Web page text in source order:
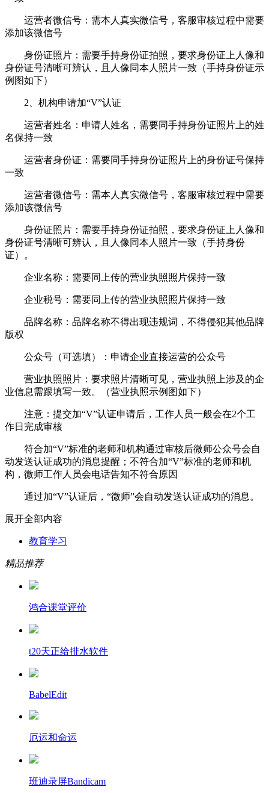
运营者微信号：需本人真实微信号，客服审核过程中需要
添加该微信号
身份证照片：需要手持身份证拍照，要求身份证上人像和
身份证号清晰可辨认，且人像同本人照片一致（手持身份证示
例图如下）
2、机构申请加“V”认证
运营者姓名：申请人姓名，需要同手持身份证照片上的姓
名保持一致
运营者身份证：需要同手持身份证照片上的身份证号保持
一致
运营者微信号：需本人真实微信号，客服审核过程中需要
添加该微信号
身份证照片：需要手持身份证拍照，要求身份证上人像和
身份证号清晰可辨认，且人像同本人照片一致（手持身份
证）。
企业名称：需要同上传的营业执照照片保持一致
企业税号：需要同上传的营业执照照片保持一致
品牌名称：品牌名称不得出现违规词，不得侵犯其他品牌
版权
公众号（可选填）：申请企业直接运营的公众号
营业执照照片：要求照片清晰可见，营业执照上涉及的企
业信息需跟填写一致。（营业执照示例图如下）
注意：提交加“V”认证申请后，工作人员一般会在2个工
作日完成审核
符合加“V”标准的老师和机构通过审核后微师公众号会自
动发送认证成功的消息提醒；不符合加“V”标准的老师和机
构，微师工作人员会电话告知不符合原因
通过加“V”认证后，“微师”会自动发送认证成功的消息。
展开全部内容
教育学习
精品推荐
鸿合课堂评价
t20天正给排水软件
BabelEdit
厄运和命运
班迪录屏Bandicam